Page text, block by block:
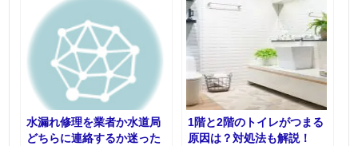
水漏れ修理を業者か水道局
どちらに連絡するか迷った
1階と2階のトイレがつまる
原因は？対処法も解説！